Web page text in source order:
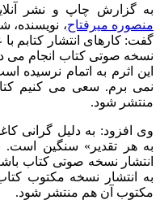
به گزارش چاپ و نشر
منصوره میرفتاح، نویسنده،
گفت: کار‌های انتشار کتابم
نسخه صوتی کتاب انجام می‌
این اثرم به اتمام نرسیده
نمی‌ برم. سعی می‌ کنیم
منتشر شود.
وی افزود: به دلیل گرانی
به هر تقدیر» سنگین است.
انتشار نسخه صوتی کتاب
به انتشار نسخه مکتوب
مکتوب آن هم منتشر شود.